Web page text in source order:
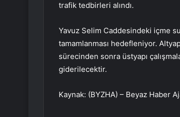
trafik tedbirleri alındı.
Yavuz Selim Caddesindeki içme
tamamlanması hedefleniyor.
sürecinden sonra üstyapı
giderilecektir.
Kaynak: (BYZHA) – Beyaz Haber